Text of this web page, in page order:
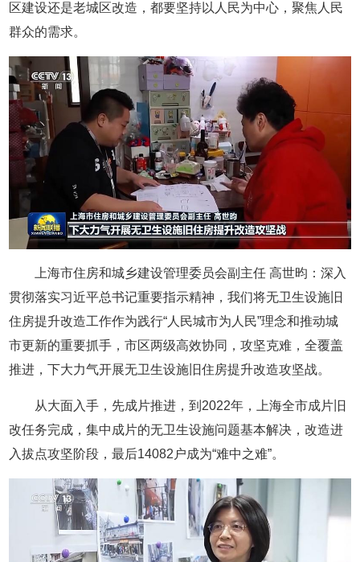
区建设还是老城区改造，都要坚持以人民为中心，聚焦人民
群众的需求。
上海市住房和城乡建设管理委员会副主任 高世昀：深入
贯彻落实习近平总书记重要指示精神，我们将无卫生设施旧
住房提升改造工作作为践行“人民城市为人民”理念和推动城
市更新的重要抓手，市区两级高效协同，攻坚克难，全覆盖
推进，下大力气开展无卫生设施旧住房提升改造攻坚战。
从大面入手，先成片推进，到2022年，上海全市成片旧
改任务完成，集中成片的无卫生设施问题基本解决，改造进
入拔点攻坚阶段，最后14082户成为“难中之难”。